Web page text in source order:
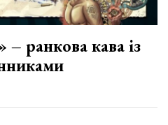
ранкова кава із